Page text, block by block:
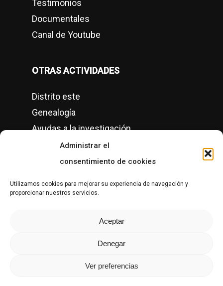
Administrar el
consentimiento de cookies
Utilizamos cookies para mejorar su experiencia de navegación y
proporcionar nuestros servicios.
Aceptar
Denegar
Ver preferencias
Testimonios
Documentales
Canal de Youtube
OTRAS ACTIVIDADES
Distrito este
Genealogía
Ayudas a la investigación
Conciertos
Semanas culturales
© Copyright Altzako Historia Mintegia, 1996-2026.